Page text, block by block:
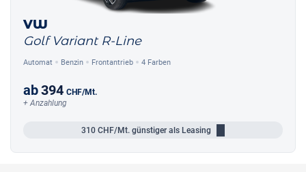
VW
Golf Variant R-Line
Automat Benzin Frontantrieb 4 Farben
ab394 CHF/Mt.
+ Anzahlung
310 CHF/Mt. günstiger als Leasing